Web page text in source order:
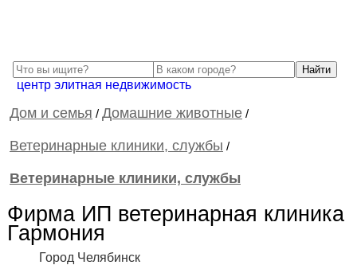
центр элитная недвижимость
Дом и семья / Домашние животные /
Ветеринарные клиники, службы /
Ветеринарные клиники, службы
Фирма ИП ветеринарная клиника
Гармония
Город Челябинск